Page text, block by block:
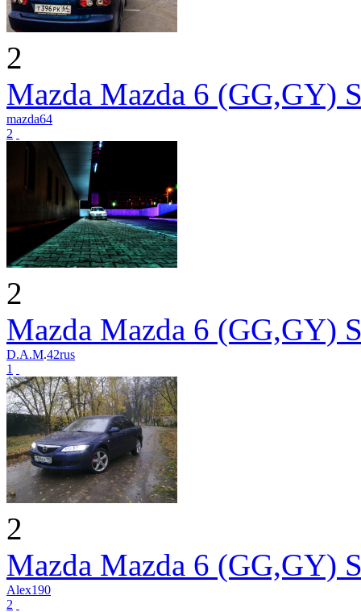
2
Mazda Mazda 6 (GG,GY)
mazda64
2
2
Mazda Mazda 6 (GG,GY)
D.A.M.42rus
1
2
Mazda Mazda 6 (GG,GY)
Alex190
2